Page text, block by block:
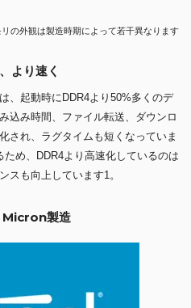
の外観は製造時期によって若干異なります
より速く
、起動時にDDR4より50%多くのデ
込み時間、ファイル転送、ダウンロ
され、ラグタイムも短くなっていま
め、DDR4より高速化しているのは
スも向上しています1。
Micron製造